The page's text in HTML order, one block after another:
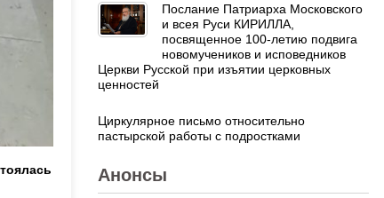
Послание Патриарха Московского
и всея Руси КИРИЛЛА,
посвященное 100-летию подвига
новомучеников и исповедников
Церкви Русской при изъятии церковных
ценностей
Циркулярное письмо относительно
пастырской работы с подростками
Анонсы